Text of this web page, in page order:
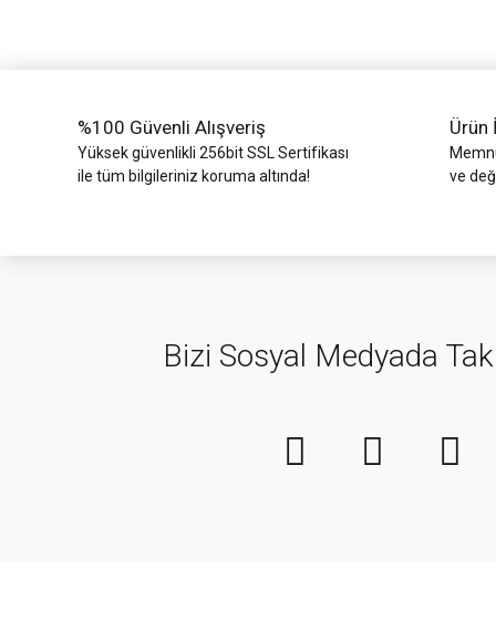
%100 Güvenli Alışveriş
Yüksek güvenlikli 256bit SSL Sertifikası
ile tüm bilgileriniz koruma altında!
Ürün
ve
Bizi Sosyal Medyada